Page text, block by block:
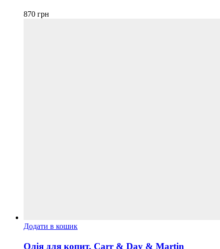
870 грн
Додати в кошик
Олія для копит, Carr & Day & Martin